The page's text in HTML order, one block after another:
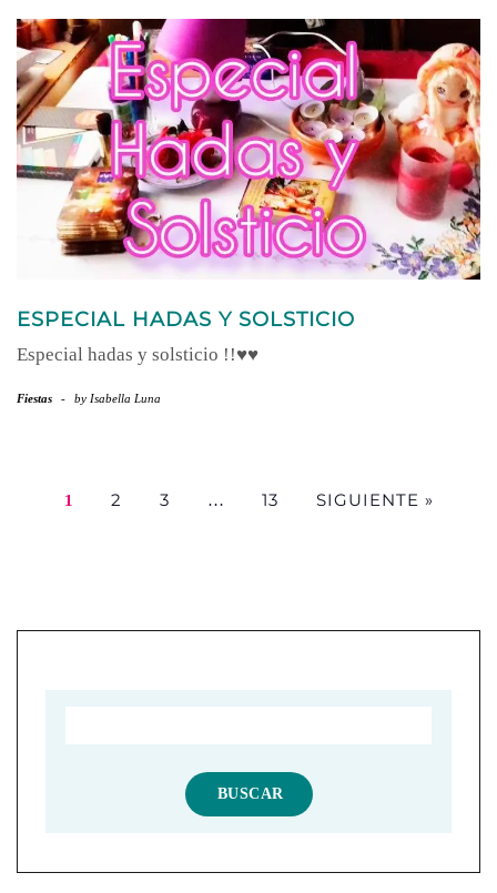
ESPECIAL HADAS Y SOLSTICIO
Especial hadas y solsticio !!♥♥
Fiestas - by Isabella Luna
1 2 3 … 13 SIGUIENTE »